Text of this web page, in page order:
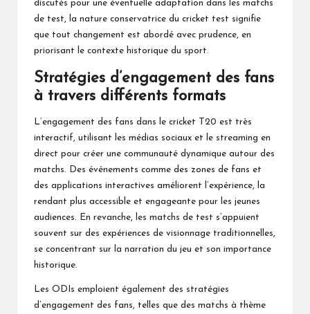
discutés pour une éventuelle adaptation dans les matchs
de test, la nature conservatrice du cricket test signifie
que tout changement est abordé avec prudence, en
priorisant le contexte historique du sport.
Stratégies d’engagement des fans
à travers différents formats
L’engagement des fans dans le cricket T20 est très
interactif, utilisant les médias sociaux et le streaming en
direct pour créer une communauté dynamique autour des
matchs. Des événements comme des zones de fans et
des applications interactives améliorent l’expérience, la
rendant plus accessible et engageante pour les jeunes
audiences. En revanche, les matchs de test s’appuient
souvent sur des expériences de visionnage traditionnelles,
se concentrant sur la narration du jeu et son importance
historique.
Les ODIs emploient également des stratégies
d’engagement des fans, telles que des matchs à thème